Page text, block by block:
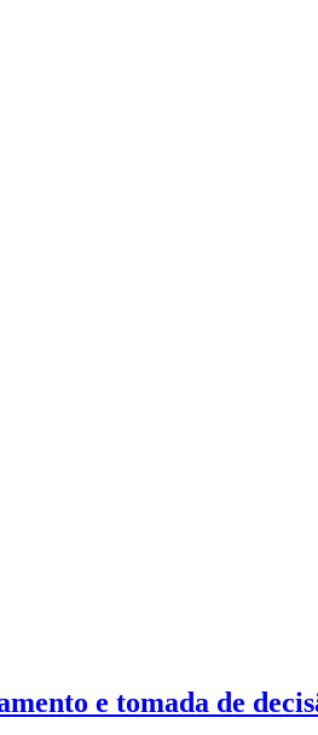
e tomada de